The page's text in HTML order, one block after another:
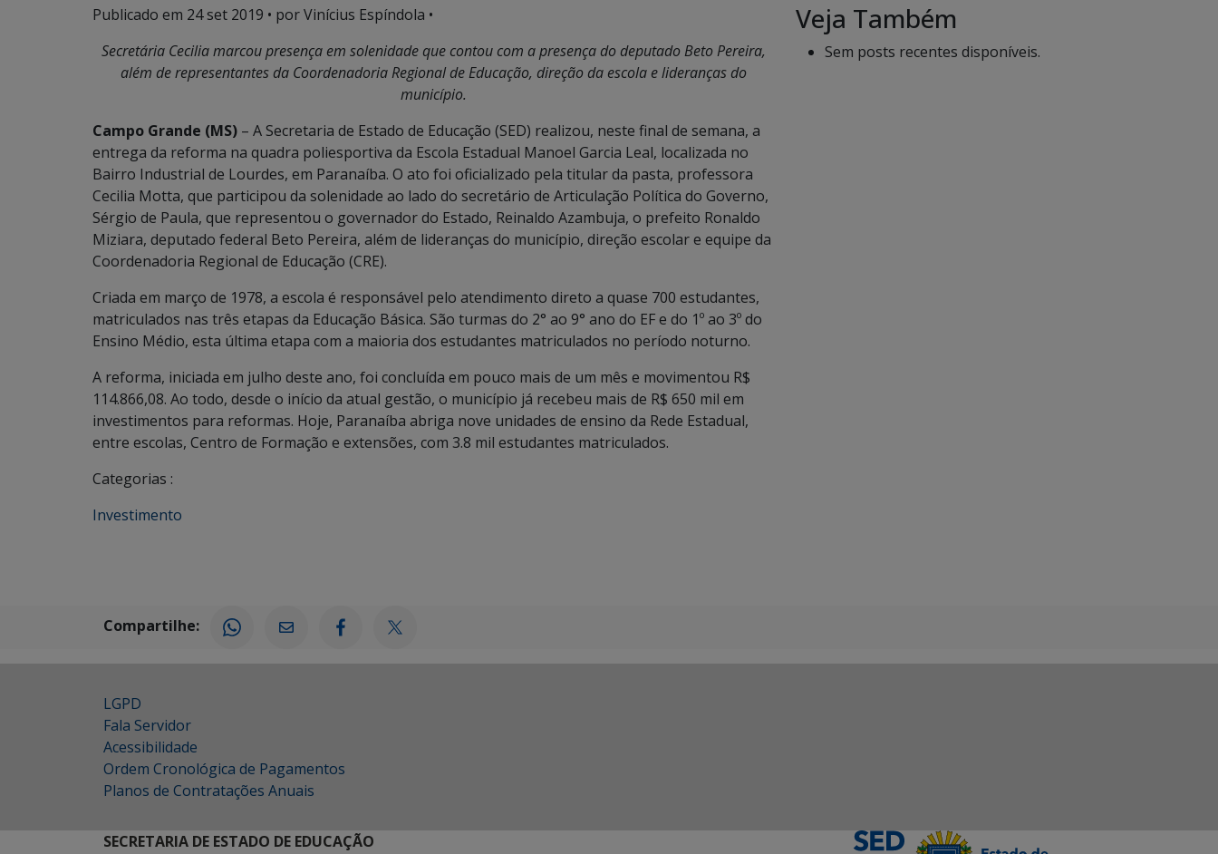
Publicado em 24 set 2019 • por Vinícius Espíndola •
Secretária Cecilia marcou presença em solenidade que contou com a presença do deputado Beto Pereira,
além de representantes da Coordenadoria Regional de Educação, direção da escola e lideranças do
município.
Campo Grande (MS) – A Secretaria de Estado de Educação (SED) realizou, neste final de semana, a
entrega da reforma na quadra poliesportiva da Escola Estadual Manoel Garcia Leal, localizada no
Bairro Industrial de Lourdes, em Paranaíba. O ato foi oficializado pela titular da pasta, professora
Cecilia Motta, que participou da solenidade ao lado do secretário de Articulação Política do Governo,
Sérgio de Paula, que representou o governador do Estado, Reinaldo Azambuja, o prefeito Ronaldo
Miziara, deputado federal Beto Pereira, além de lideranças do município, direção escolar e equipe da
Coordenadoria Regional de Educação (CRE).
Criada em março de 1978, a escola é responsável pelo atendimento direto a quase 700 estudantes,
matriculados nas três etapas da Educação Básica. São turmas do 2° ao 9° ano do EF e do 1º ao 3º do
Ensino Médio, esta última etapa com a maioria dos estudantes matriculados no período noturno.
A reforma, iniciada em julho deste ano, foi concluída em pouco mais de um mês e movimentou R$
114.866,08. Ao todo, desde o início da atual gestão, o município já recebeu mais de R$ 650 mil em
investimentos para reformas. Hoje, Paranaíba abriga nove unidades de ensino da Rede Estadual,
entre escolas, Centro de Formação e extensões, com 3.8 mil estudantes matriculados.
Categorias :
Investimento
Veja Também
Sem posts recentes disponíveis.
Compartilhe:
LGPD
Fala Servidor
Acessibilidade
Ordem Cronológica de Pagamentos
Planos de Contratações Anuais
SECRETARIA DE ESTADO DE EDUCAÇÃO